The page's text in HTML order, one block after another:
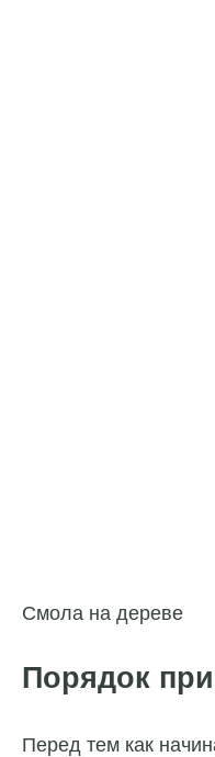
Смола на дереве
Порядок
Перед тем как